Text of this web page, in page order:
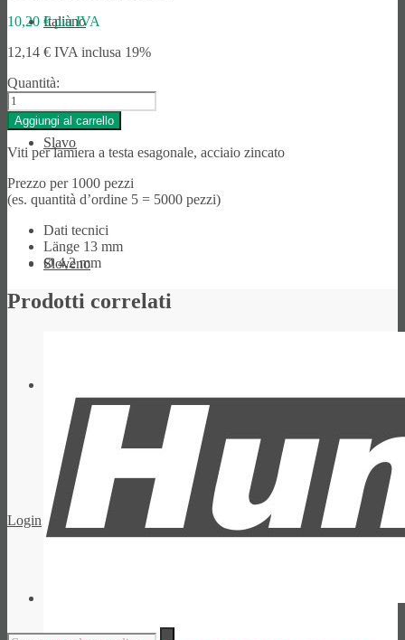
Italiano
Slavo
Sloveno
Login
10,20 €più IVA
12,14 € IVA inclusa 19%
Quantità:
Vite
per
lamiera
DIN
7976
4,2
x
13
acciaio
quantità
Aggiungi al carrello
Viti per lamiera a testa esagonale, acciaio zincato
Prezzo per 1000 pezzi
(es. quantità d’ordine 5 = 5000 pezzi)
Dati tecnici
Länge 13 mm
Ø 4,2 mm
Prodotti correlati